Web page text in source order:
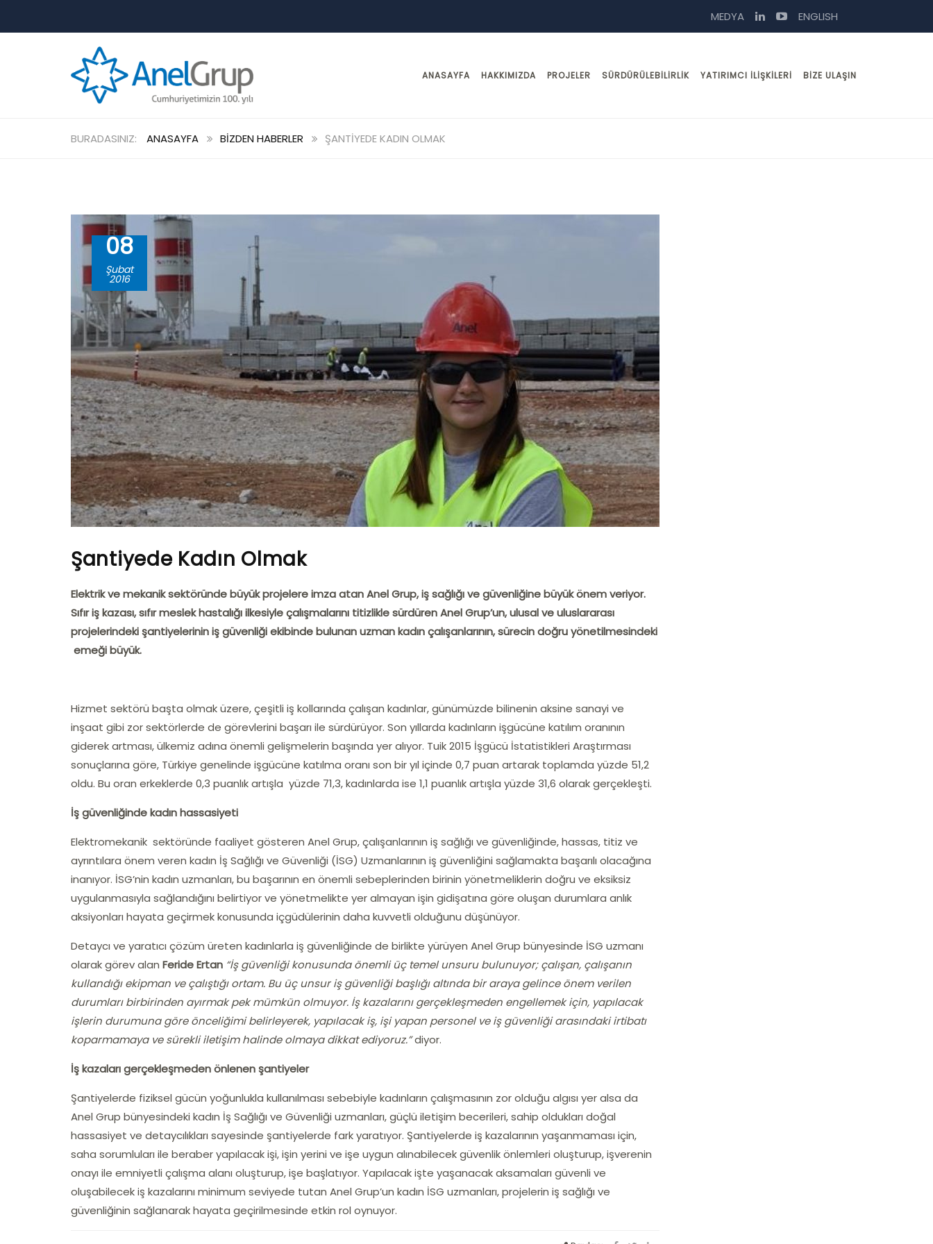
MEDYA ENGLISH
ANASAYFA HAKKIMIZDA PROJELER SÜRDÜRÜLEBILIRLIK YATIRIMCI İLIŞKILERI BIZE ULAŞIN
ANASAYFA BIZDEN HABERLER ŞANTIYEDE KADIN OLMAK
08
Şubat
2016
Şantiyede Kadın Olmak
Elektrik ve mekanik sektöründe büyük projelere imza atan Anel Grup, iş sağlığı ve güvenliğine büyük önem veriyor.
Sıfır iş kazası, sıfır meslek hastalığı ilkesiyle çalışmalarını titizlikle sürdüren Anel Grup’un, ulusal ve uluslararası
projelerindeki şantiyelerinin iş güvenliği ekibinde bulunan uzman kadın çalışanlarının, sürecin doğru yönetilmesindeki
emeği büyük.
Hizmet sektörü başta olmak üzere, çeşitli iş kollarında çalışan kadınlar, günümüzde bilinenin aksine sanayi ve
inşaat gibi zor sektörlerde de görevlerini başarı ile sürdürüyor. Son yıllarda kadınların işgücüne katılım oranının
giderek artması, ülkemiz adına önemli gelişmelerin başında yer alıyor. Tuik 2015 İşgücü İstatistikleri Araştırması
sonuçlarına göre, Türkiye genelinde işgücüne katılma oranı son bir yıl içinde 0,7 puan artarak toplamda yüzde 51,2
oldu. Bu oran erkeklerde 0,3 puanlık artışla yüzde 71,3, kadınlarda ise 1,1 puanlık artışla yüzde 31,6 olarak gerçekleşti.
İş güvenliğinde kadın hassasiyeti
Elektromekanik sektöründe faaliyet gösteren Anel Grup, çalışanlarının iş sağlığı ve güvenliğinde, hassas, titiz ve
ayrıntılara önem veren kadın İş Sağlığı ve Güvenliği (İSG) Uzmanlarının iş güvenliğini sağlamakta başarılı olacağına
inanıyor. İSG’nin kadın uzmanları, bu başarının en önemli sebeplerinden birinin yönetmeliklerin doğru ve eksiksiz
uygulanmasıyla sağlandığını belirtiyor ve yönetmelikte yer almayan işin gidişatına göre oluşan durumlara anlık
aksiyonları hayata geçirmek konusunda içgüdülerinin daha kuvvetli olduğunu düşünüyor.
Detaycı ve yaratıcı çözüm üreten kadınlarla iş güvenliğinde de birlikte yürüyen Anel Grup bünyesinde İSG uzmanı
olarak görev alan Feride Ertan “İş güvenliği konusunda önemli üç temel unsuru bulunuyor; çalışan, çalışanın
kullandığı ekipman ve çalıştığı ortam. Bu üç unsur iş güvenliği başlığı altında bir araya gelince önem verilen
durumları birbirinden ayırmak pek mümkün olmuyor. İş kazalarını gerçekleşmeden engellemek için, yapılacak
işlerin durumuna göre önceliğimi belirleyerek, yapılacak iş, işi yapan personel ve iş güvenliği arasındaki irtibatı
koparmamaya ve sürekli iletişim halinde olmaya dikkat ediyoruz.”diyor.
İş kazaları gerçekleşmeden önlenen şantiyeler
Şantiyelerde fiziksel gücün yoğunlukla kullanılması sebebiyle kadınların çalışmasının zor olduğu algısı yer alsa da
Anel Grup bünyesindeki kadın İş Sağlığı ve Güvenliği uzmanları, güçlü iletişim becerileri, sahip oldukları doğal
hassasiyet ve detaycılıkları sayesinde şantiyelerde fark yaratıyor. Şantiyelerde iş kazalarının yaşanmaması için,
saha sorumluları ile beraber yapılacak işi, işin yerini ve işe uygun alınabilecek güvenlik önlemleri oluşturup, işverenin
onayı ile emniyetli çalışma alanı oluşturup, işe başlatıyor. Yapılacak işte yaşanacak aksamaları güvenli ve
oluşabilecek iş kazalarını minimum seviyede tutan Anel Grup’un kadın İSG uzmanları, projelerin iş sağlığı ve
güvenliğinin sağlanarak hayata geçirilmesinde etkin rol oynuyor.